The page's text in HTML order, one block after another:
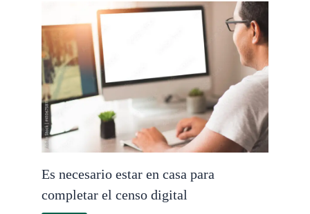
Es necesario estar en casa para
completar el censo digital